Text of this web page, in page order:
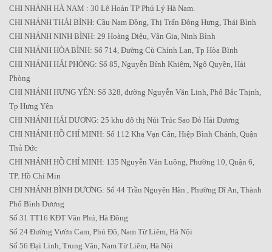
CHI NHÁNH HÀ NAM : 30 Lê Hoàn TP Phủ Lý Hà Nam.
CHI NHÁNH THÁI BÌNH: Cầu Nam Đồng, Thị Trấn Đông Hưng, Thái Bình
CHI NHÁNH NINH BÌNH: 29 Hoàng Diệu, Vân Gia, Ninh Bình
CHI NHÁNH HÒA BÌNH: Số 714, Đường Cù Chính Lan, Tp Hòa Bình
CHI NHÁNH HẢI PHÒNG: Số 85, Nguyễn Bỉnh Khiêm, Ngô Quyền, Hải
Phòng
CHI NHÁNH HƯNG YÊN: Số 328, đường Nguyễn Văn Linh, Phố Bắc Thịnh,
Tp Hưng Yên
CHI NHÁNH HẢI DƯƠNG: 25 khu đô thị Núi Trúc Sao Đỏ Hải Dương
CHI NHÁNH HỒ CHÍ MINH: Số 112 Kha Vạn Cân, Hiệp Bình Chánh, Quận
Thủ Đức
CHI NHÁNH HỒ CHÍ MINH: 135 Nguyễn Văn Luông, Phường 10, Quận 6,
TP. Hồ Chí Min
CHI NHÁNH BÌNH DƯƠNG: Số 44 Trần Nguyên Hãn , Phường Dĩ An, Thành
Phố Bình Dương
Số 31 TT16 KĐT Văn Phú, Hà Đông
Số 24 Đường Vườn Cam, Phú Đô, Nam Từ Liêm, Hà Nội
Số 56 Đại Linh, Trung Văn, Nam Từ Liêm, Hà Nội